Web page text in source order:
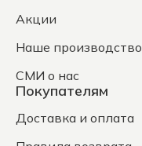
Акции
Наше производство
СМИ о нас
Покупателям
Доставка и оплата